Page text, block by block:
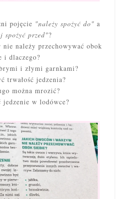
pojęcie "należy spożyć do" a
spożyć przed"?
należy przechowywać obok
i dlaczego?
i złymi garnkami?
trwałość jedzenia?
można mrozić?
jedzenie w lodówce?